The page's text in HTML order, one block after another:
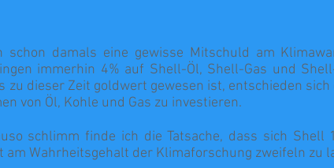
damals eine gewisse Mitschuld am
immerhin 4% auf Shell-Öl, Shell-Gas und
zu dieser Zeit goldwert gewesen ist, entschieden
von Öl, Kohle und Gas zu investieren.
schlimm finde ich die Tatsache, dass sich Shell
Wahrheitsgehalt der Klimaforschung zweifeln zu